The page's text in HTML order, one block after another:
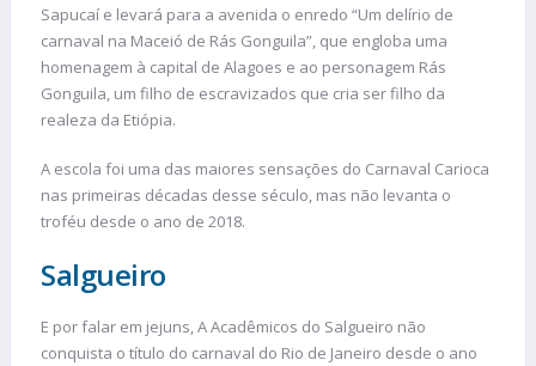
Sapucaí e levará para a avenida o enredo “Um delírio de
carnaval na Maceió de Rás Gonguila”, que engloba uma
homenagem à capital de Alagoes e ao personagem Rás
Gonguila, um filho de escravizados que cria ser filho da
realeza da Etiópia.
A escola foi uma das maiores sensações do Carnaval Carioca
nas primeiras décadas desse século, mas não levanta o
troféu desde o ano de 2018.
Salgueiro
E por falar em jejuns, A Acadêmicos do Salgueiro não
conquista o título do carnaval do Rio de Janeiro desde o ano